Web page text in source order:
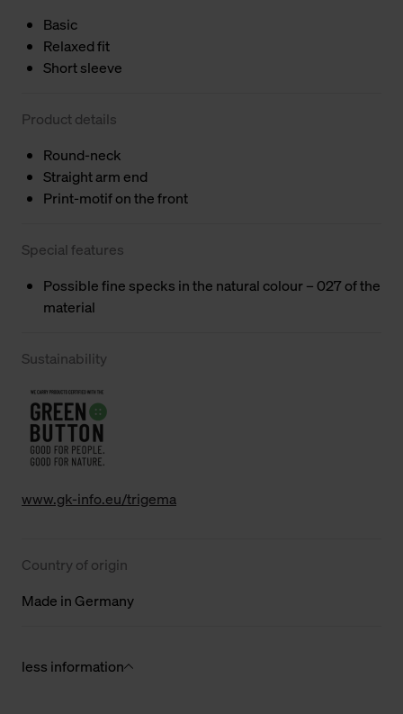
Basic
Relaxed fit
Short sleeve
Product details
Round-neck
Straight arm end
Print-motif on the front
Special features
Possible fine specks in the natural colour – 027 of the
material
Sustainability
www.gk-info.eu/trigema
Country of origin
Made in Germany
less information